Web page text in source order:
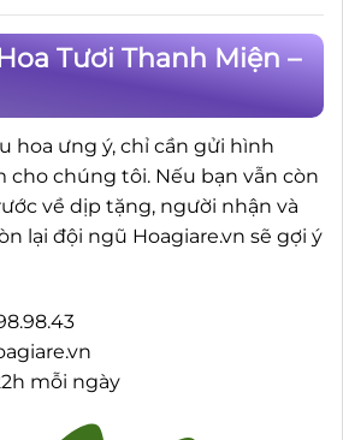
Tươi Thanh Miện –
hoa ưng ý, chỉ cần gửi hình
cho chúng tôi. Nếu bạn vẫn còn
về dịp tặng, người nhận và
lại đội ngũ Hoagiare.vn sẽ gợi ý
mỗi ngày